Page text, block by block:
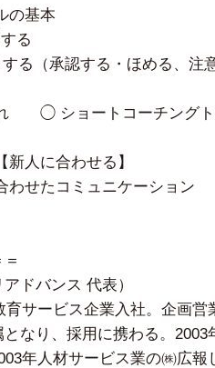
基本
る
（承認する・ほめる、注
◯ ショートコーチングト
人に合わせる】
せたコミュニケーション
ドバンス 代表）
育サービス企業入社。企画営
なり、採用に携わる。2003
年人材サービス業の㈱広報